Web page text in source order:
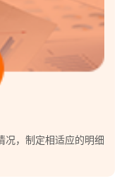
况，制定相适应的明细